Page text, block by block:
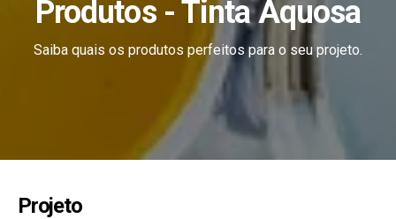
Produtos - Tinta Aquosa
Saiba quais os produtos perfeitos para o seu projeto.
Projeto